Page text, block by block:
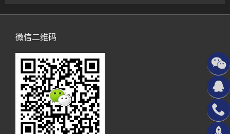
微信二维码